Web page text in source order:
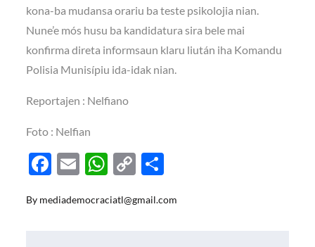
kona-ba mudansa orariu ba teste psikolojia nian.
Nune’e mós husu ba kandidatura sira bele mai
konfirma direta informsaun klaru liután iha Komandu
Polisia Munisípiu ida-idak nian.
Reportajen : Nelfiano
Foto : Nelfian
F
e
E
ail
W
at
C
p ar
By mediademocraciatl@gmail.com